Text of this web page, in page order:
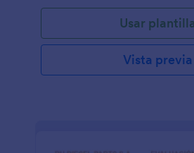
Usar plantilla
Vista previa